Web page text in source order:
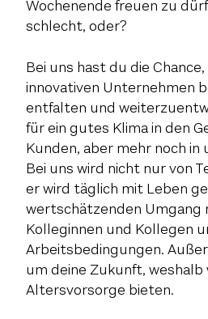
Wochenende freuen zu
schlecht, oder?
Bei uns hast du die
innovativen Unternehmen
entfalten und
für ein gutes Klima in den
Kunden, aber mehr noch
Bei uns wird nicht nur von
er wird täglich mit Leben
wertschätzenden Umgang
Kolleginnen und Kollegen
Arbeitsbedingungen.
um deine Zukunft,
Altersvorsorge bieten.